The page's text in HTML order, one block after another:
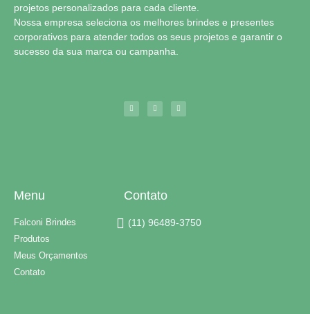
projetos personalizados para cada cliente.
Nossa empresa seleciona os melhores brindes e presentes
corporativos para atender todos os seus projetos e garantir o
sucesso da sua marca ou campanha.
Menu
Falconi Brindes
Produtos
Meus Orçamentos
Contato
Contato
(11) 96489-3750